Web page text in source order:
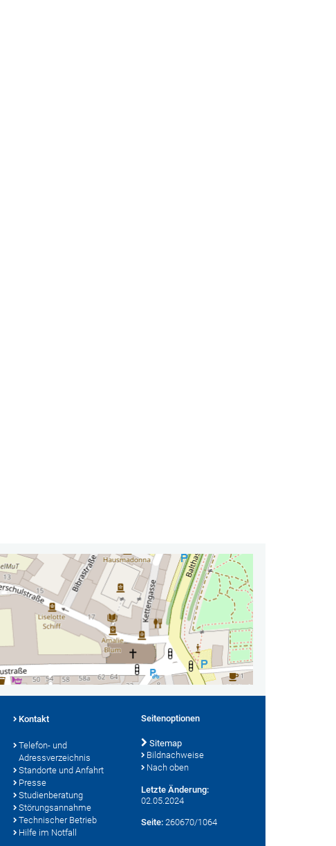
Kontakt
Telefon- und
Adressverzeichnis
Standorte und Anfahrt
Presse
Studienberatung
Störungsannahme
Technischer Betrieb
Hilfe im Notfall
Seitenoptionen
Sitemap
Bildnachweise
Nach oben
Letzte Änderung:
02.05.2024
Seite: 260670/1064